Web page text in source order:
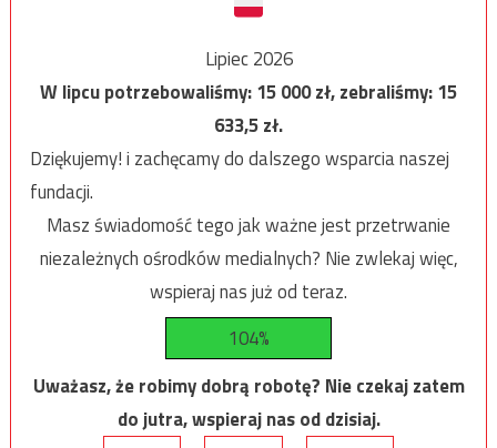
Lipiec 2026
W lipcu potrzebowaliśmy:15 000zł, zebraliśmy:15
633,5zł.
Dziękujemy! i zachęcamy do dalszego wsparcia naszej
fundacji.
Masz świadomość tego jak ważne jest przetrwanie
niezależnych ośrodków medialnych? Nie zwlekaj więc,
wspieraj nas już od teraz.
104%
Uważasz, że robimy dobrą robotę? Nie czekaj zatem
do jutra, wspieraj nas od dzisiaj.